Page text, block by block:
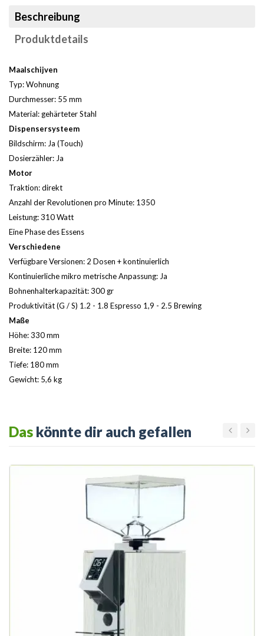
Beschreibung
Produktdetails
Maalschijven
Typ: Wohnung
Durchmesser: 55 mm
Material: gehärteter Stahl
Dispensersysteem
Bildschirm: Ja (Touch)
Dosierzähler: Ja
Motor
Traktion: direkt
Anzahl der Revolutionen pro Minute: 1350
Leistung: 310 Watt
Eine Phase des Essens
Verschiedene
Verfügbare Versionen: 2 Dosen + kontinuierlich
Kontinuierliche mikro metrische Anpassung: Ja
Bohnenhalterkapazität: 300 gr
Produktivität (G / S) 1.2 - 1.8 Espresso 1,9 - 2.5 Brewing
Maße
Höhe: 330 mm
Breite: 120 mm
Tiefe: 180 mm
Gewicht: 5,6 kg
Das könnte dir auch gefallen